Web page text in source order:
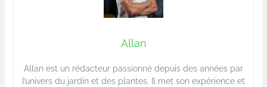
Allan
Allan est un rédacteur passionné depuis des années par
l’univers du jardin et des plantes. Il met son expérience et